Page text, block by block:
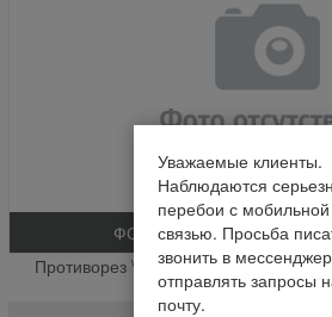
ФОТО
Противорез \измельчитель 1500-Б
(шт.)
Уважаемые клиенты.
Наблюдаются
перебои с мобильной
связью. Просьба
звонить в
отправлять запросы
почту.